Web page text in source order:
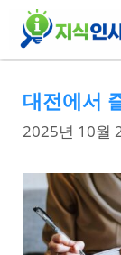
대전에서
2025년 10월